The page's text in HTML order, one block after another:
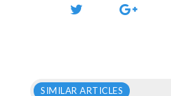
SIMILAR ARTICLES